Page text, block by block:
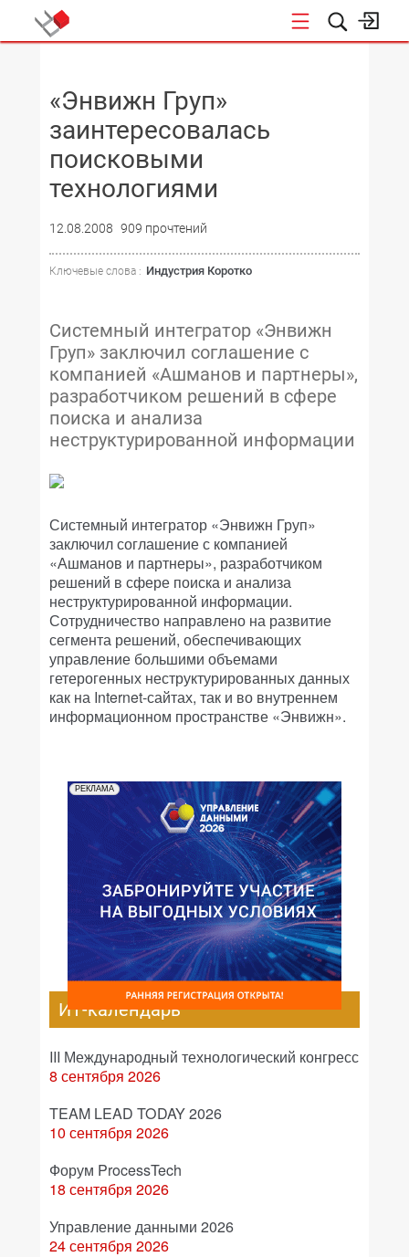
«Энвижн Груп»
заинтересовалась
поисковыми
технологиями
12.08.2008 909 прочтений
Ключевые слова : Индустрия Коротко
Системный интегратор «Энвижн
Груп» заключил соглашение с
компанией «Ашманов и партнеры»,
разработчиком решений в сфере
поиска и анализа
неструктурированной информации
Системный интегратор «Энвижн Груп»
заключил соглашение с компанией
«Ашманов и партнеры», разработчиком
решений в сфере поиска и анализа
неструктурированной информации.
Сотрудничество направлено на развитие
сегмента решений, обеспечивающих
управление большими объемами
гетерогенных неструктурированных данных
как на Internet-сайтах, так и во внутреннем
информационном пространстве «Энвижн».
РЕКЛАМА
ИТ-календарь
III Международный технологический конгресс
8 сентября 2026
TEAM LEAD TODAY 2026
10 сентября 2026
Форум ProcessTech
18 сентября 2026
Управление данными 2026
24 сентября 2026